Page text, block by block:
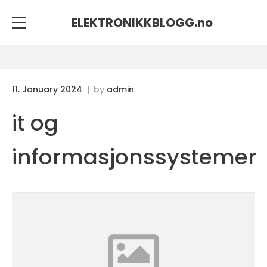
ELEKTRONIKKBLOGG.no
11. January 2024 by admin
it og
informasjonssystemer